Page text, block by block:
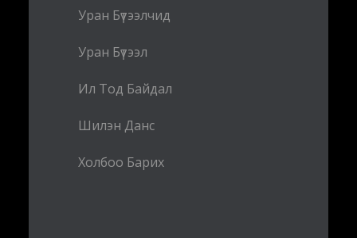
Уран Бүтээлчид
Уран Бүтээл
Ил Тод Байдал
Шилэн Данс
Холбоо Барих